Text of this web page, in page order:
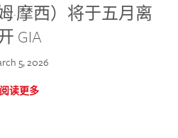
·摩西）将于五月离
GIA
5, 2026
阅读更多